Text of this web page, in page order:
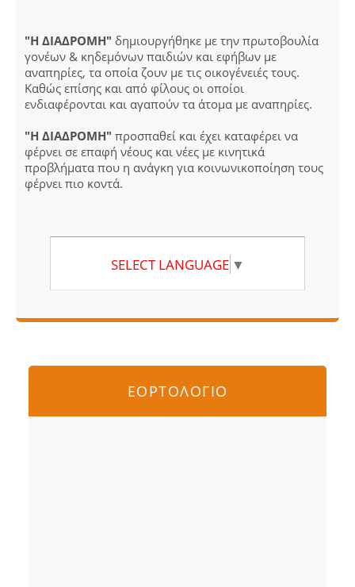
"Η ΔΙΑΔΡΟΜΗ" δημιουργήθηκε με την πρωτοβουλία
γονέων & κηδεμόνων παιδιών και εφήβων με
αναπηρίες, τα οποία ζουν με τις οικογένειές τους.
Καθώς επίσης και από φίλους οι οποίοι
ενδιαφέρονται και αγαπούν τα άτομα με αναπηρίες.
"Η ΔΙΑΔΡΟΜΗ" προσπαθεί και έχει καταφέρει να
φέρνει σε επαφή νέους και νέες με κινητικά
προβλήματα που η ανάγκη για κοινωνικοποίηση τους
φέρνει πιο κοντά.
SELECT LANGUAGE ▼
ΕΟΡΤΟΛΟΓΙΟ